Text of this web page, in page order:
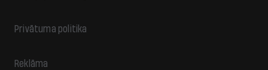
Privātuma politika
Reklāma